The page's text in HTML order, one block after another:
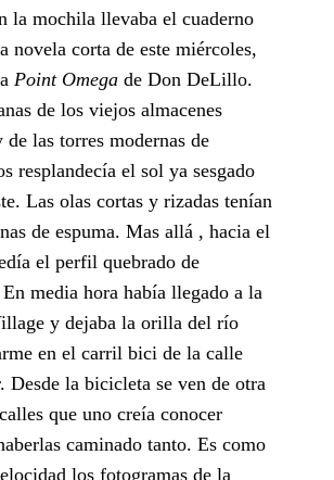
la mochila llevaba el cuaderno
novela corta de este miércoles,
Point Omega de Don DeLillo.
de los viejos almacenes
las torres modernas de
resplandecía el sol ya sesgado
Las olas cortas y rizadas tenían
de espuma. Mas allá , hacia el
el perfil quebrado de
media hora había llegado a la
y dejaba la orilla del río
en el carril bici de la calle
Desde la bicicleta se ven de otra
que uno creía conocer
caminado tanto. Es como
los fotogramas de la